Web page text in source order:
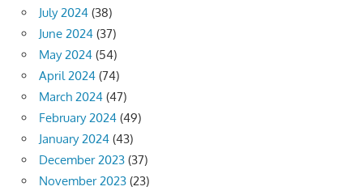
July 2024 (38)
June 2024 (37)
May 2024 (54)
April 2024 (74)
March 2024 (47)
February 2024 (49)
January 2024 (43)
December 2023 (37)
November 2023 (23)